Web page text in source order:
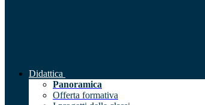
Didattica
Panoramica
Offerta formativa